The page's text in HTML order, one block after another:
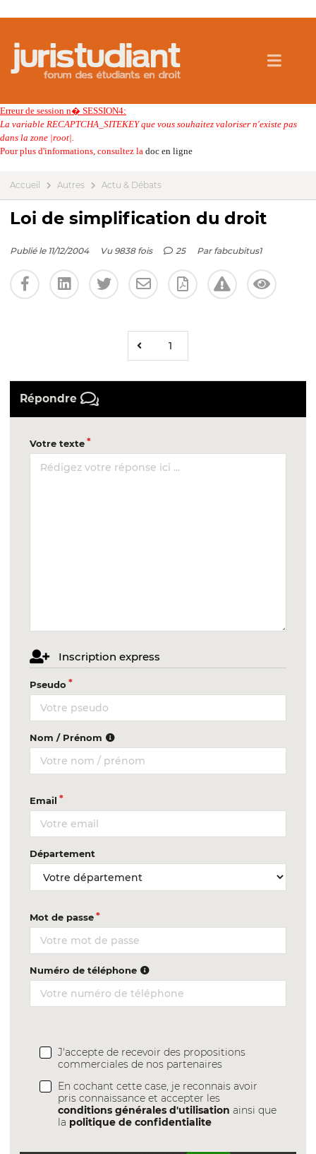
Erreur de session n� SESSION4:
La variable RECAPTCHA_SITEKEY que vous souhaitez valoriser n'existe pas
dans la zone |root|.
Pour plus d'informations, consultez la doc en ligne
Accueil Autres Actu & Débats
Loi de simplification du droit
Publié le 11/12/2004 Vu 9838 fois 25 Par fabcubitus1
1
Répondre
Votre texte
Inscription express
Pseudo
Nom / Prénom
Email
Département
Mot de passe
Numéro de téléphone
J'accepte de recevoir des propositions
commerciales de nos partenaires
En cochant cette case, je reconnais avoir
pris connaissance et accepter les
conditions générales d'utilisation ainsi que
la politique de confidentialite